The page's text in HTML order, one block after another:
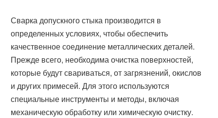
Сварка допускного стыка производится в
определенных условиях, чтобы обеспечить
качественное соединение металлических деталей.
Прежде всего, необходима очистка поверхностей,
которые будут свариваться, от загрязнений, окислов
и других примесей. Для этого используются
специальные инструменты и методы, включая
механическую обработку или химическую очистку.